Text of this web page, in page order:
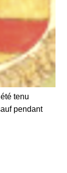
tenu
pendant